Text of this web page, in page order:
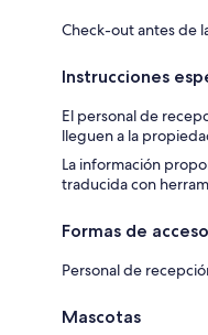
Check-out antes de
Instrucciones
El personal de
lleguen a la
La información
traducida con
Formas de acceso
Personal de
Mascotas